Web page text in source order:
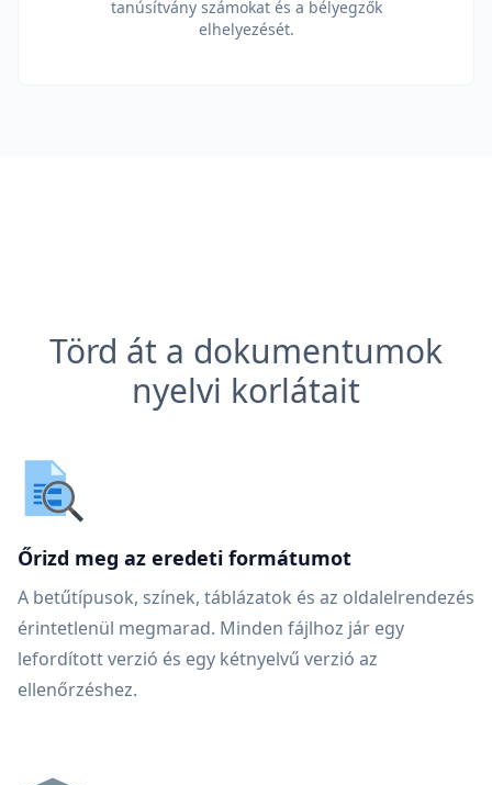
tanúsítvány számokat és a bélyegzők
elhelyezését.
Törd át a dokumentumok
nyelvi korlátait
Őrizd meg az eredeti formátumot
A betűtípusok, színek, táblázatok és az oldalelrendezés
érintetlenül megmarad. Minden fájlhoz jár egy
lefordított verzió és egy kétnyelvű verzió az
ellenőrzéshez.